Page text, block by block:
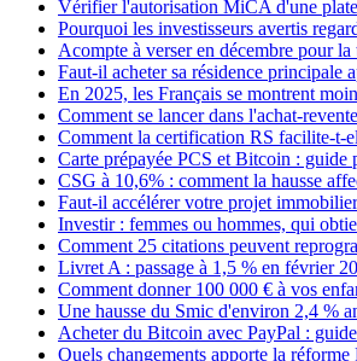
Vérifier l'autorisation MiCA d'une
Pourquoi les investisseurs avertis
Acompte à verser en décembre pour
Faut-il acheter sa résidence principale
En 2025, les Français se montrent
Comment se lancer dans l'achat-
Comment la certification RS facilite-t-
Carte prépayée PCS et Bitcoin : guide
CSG à 10,6% : comment la hausse
Faut-il accélérer votre projet
Investir : femmes ou hommes, qui
Comment 25 citations peuvent
Livret A : passage à 1,5 % en février
Comment donner 100 000 € à vos
Une hausse du Smic d'environ 2,4 %
Acheter du Bitcoin avec PayPal :
Quels changements apporte la